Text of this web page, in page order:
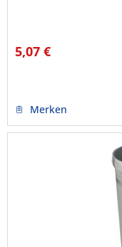
5,07 €
Merken